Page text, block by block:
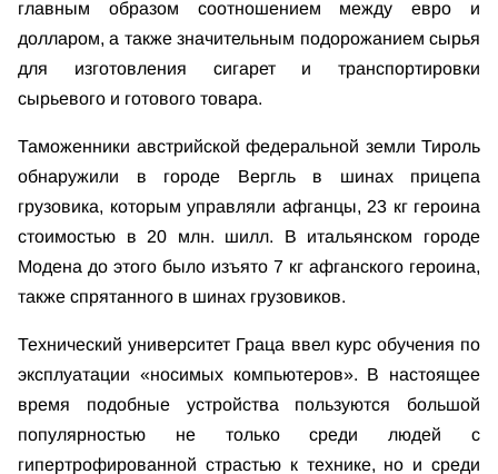
главным образом соотношением между евро и
долларом, а также значительным подорожанием сырья
для изготовления сигарет и транспортировки
сырьевого и готового товара.
Таможенники австрийской федеральной земли Тироль
обнаружили в городе Вергль в шинах прицепа
грузовика, которым управляли афганцы, 23 кг героина
стоимостью в 20 млн. шилл. В итальянском городе
Модена до этого было изъято 7 кг афганского героина,
также спрятанного в шинах грузовиков.
Технический университет Граца ввел курс обучения по
эксплуатации «носимых компьютеров». В настоящее
время подобные устройства пользуются большой
популярностью не только среди людей с
гипертрофированной страстью к технике, но и среди